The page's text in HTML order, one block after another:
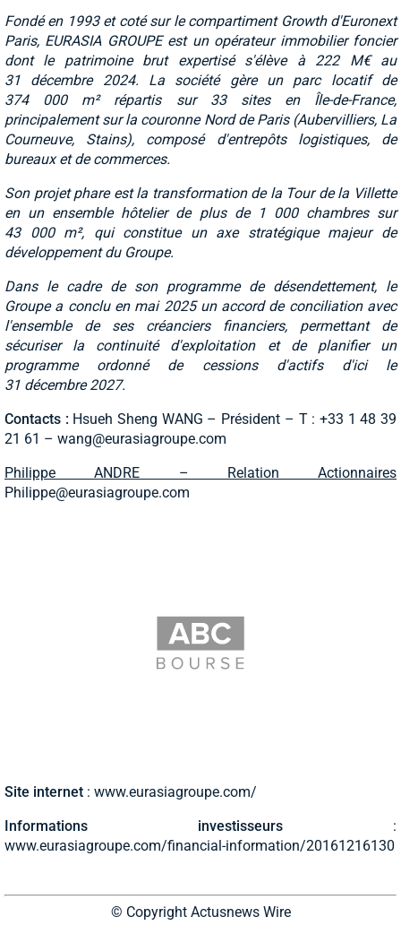
Fondé en 1993 et coté sur le compartiment Growth d'Euronext
Paris, EURASIA GROUPE est un opérateur immobilier foncier
dont le patrimoine brut expertisé s'élève à 222 M€ au
31 décembre 2024. La société gère un parc locatif de
374 000 m² répartis sur 33 sites en Île-de-France,
principalement sur la couronne Nord de Paris (Aubervilliers, La
Courneuve, Stains), composé d'entrepôts logistiques, de
bureaux et de commerces.
Son projet phare est la transformation de la Tour de la Villette
en un ensemble hôtelier de plus de 1 000 chambres sur
43 000 m², qui constitue un axe stratégique majeur de
développement du Groupe.
Dans le cadre de son programme de désendettement, le
Groupe a conclu en mai 2025 un accord de conciliation avec
l'ensemble de ses créanciers financiers, permettant de
sécuriser la continuité d'exploitation et de planifier un
programme ordonné de cessions d'actifs d'ici le
31 décembre 2027.
Contacts : Hsueh Sheng WANG – Président – T : +33 1 48 39
21 61 – wang@eurasiagroupe.com
Philippe ANDRE – Relation Actionnaires
Philippe@eurasiagroupe.com
Site internet : www.eurasiagroupe.com/
Informations investisseurs :
www.eurasiagroupe.com/financial-information/20161216130
© Copyright Actusnews Wire